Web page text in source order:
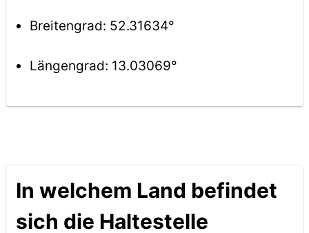
Breitengrad: 52.31634°
Längengrad: 13.03069°
In welchem Land befindet
sich die Haltestelle